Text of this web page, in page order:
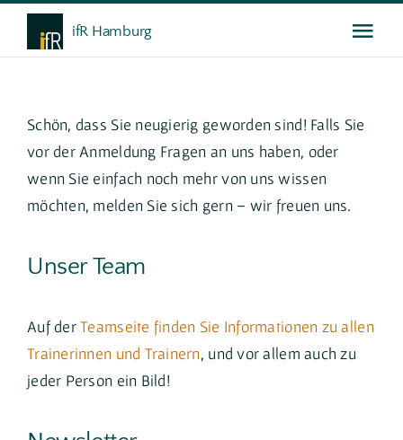
Skip
ifR Hamburg
Weiterbildung
Gespräche
Service
Schön, dass Sie neugierig geworden sind! Falls Sie
vor der Anmeldung Fragen an uns haben, oder
wenn Sie einfach noch mehr von uns wissen
möchten, melden Sie sich gern – wir freuen uns.
Unser Team
Auf derTeamseite finden Sie Informationen zu allen
Trainerinnen und Trainern, und vor allem auch zu
jeder Person ein Bild!